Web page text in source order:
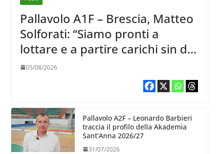
Pallavolo A1F – Brescia, Matteo
Solforati: “Siamo pronti a
lottare e a partire carichi sin dal
primo giorno”
05/08/2026
Pallavolo A2F – Leonardo Barbieri
traccia il profilo della Akademia
Sant’Anna 2026/27
31/07/2026